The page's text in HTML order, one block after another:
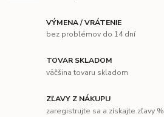
VÝMENA / VRÁTENIE
bez problémov do 14 dní
TOVAR SKLADOM
väčšina tovaru skladom
ZĽAVY Z NÁKUPU
zaregistrujte sa a získajte zľavy %